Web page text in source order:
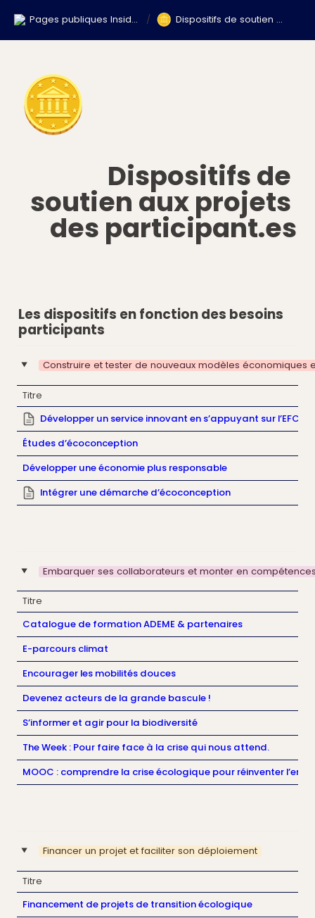
Pages publiques Inside Parcours CEC / 🪙 Dispositifs de soutien aux projets des participant.es
🪙
Dispositifs de
soutien aux projets
des participant.es
Les dispositifs en fonction des besoins
participants
‣ Construire et tester de nouveaux modèles économiques
Titre
Développer un service innovant en s’appuyant sur l’EFC
Études d’écoconception
Développer une économie plus responsable
Intégrer une démarche d’écoconception
‣ Embarquer ses collaborateurs et monter en
Titre
Catalogue de formation ADEME & partenaires
E-parcours climat
Encourager les mobilités douces
Devenez acteurs de la grande bascule !
S’informer et agir pour la biodiversité
The Week : Pour faire face à la crise qui nous attend.
MOOC : comprendre la crise écologique pour réinventer
‣ Financer un projet et faciliter son déploiement
Titre
Financement de projets de transition écologique